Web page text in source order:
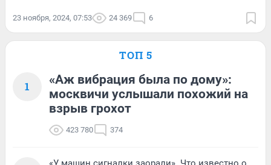
23 ноября, 2024, 07:53 24 369 6
ТОП 5
1
«Аж вибрация была по дому»:
москвичи услышали похожий на
взрыв грохот
423 780 374